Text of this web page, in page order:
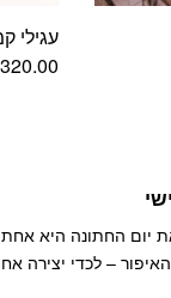
עגילי
320.00
יום החתונה היא
– לכדי יצירה